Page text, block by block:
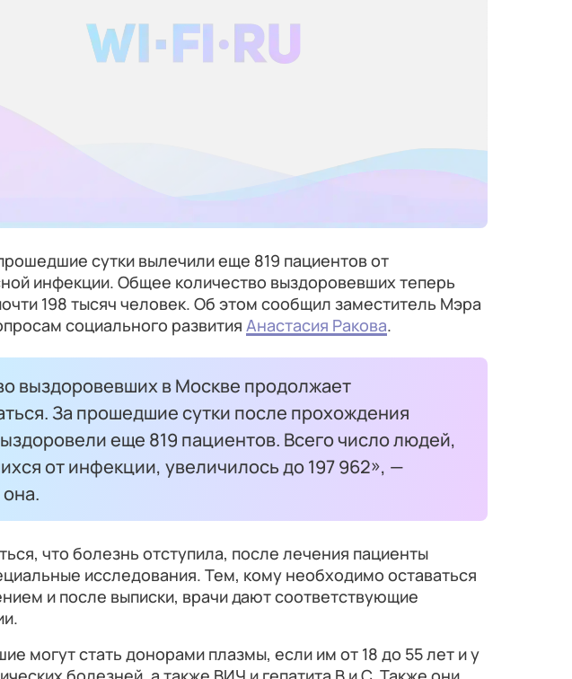
сутки вылечили еще 819 пациентов от
инфекции. Общее количество выздоровевших теперь
198 тысяч человек. Об этом сообщил заместитель Мэра
социального развития Анастасия Ракова.
выздоровевших в Москве продолжает
За прошедшие сутки после прохождения
еще 819 пациентов. Всего число людей,
от инфекции, увеличилось до 197 962», —
что болезнь отступила, после лечения пациенты
исследования. Тем, кому необходимо оставаться
и после выписки, врачи дают соответствующие
могут стать донорами плазмы, если им от 18 до 55 лет и у